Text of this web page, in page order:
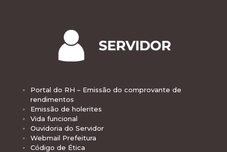
Portal do RH – Emissão do comprovante de
rendimentos
Emissão de holerites
Vida funcional
Ouvidoria do Servidor
Webmail Prefeitura
Código de Ética